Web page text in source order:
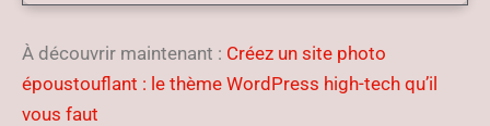
À découvrir maintenant : Créez un site photo
époustouflant : le thème WordPress high-tech qu’il
vous faut